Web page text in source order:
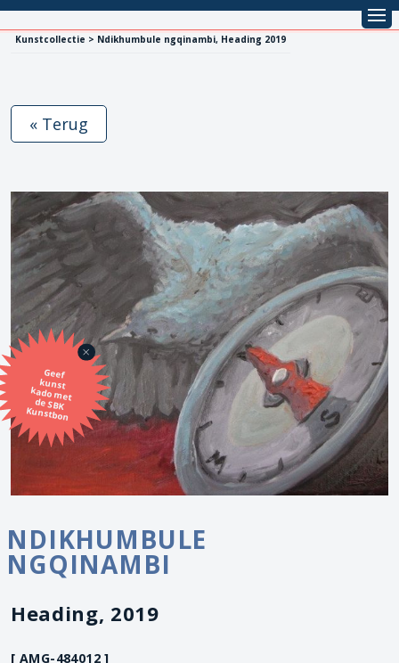
Kunstcollectie > Ndikhumbule ngqinambi, Heading 2019
Geef
kunst
kado met
de SBK
Kunstbon
« Terug
NDIKHUMBULE
NGQINAMBI
Heading, 2019
[ AMG-484012 ]